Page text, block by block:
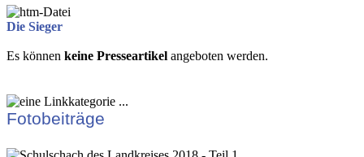
Die Sieger
Es können keine Presseartikel angeboten werden.
Fotobeiträge